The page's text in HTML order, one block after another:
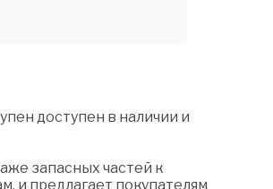
доступен в наличии и
запасных частей к
и предлагает покупателям